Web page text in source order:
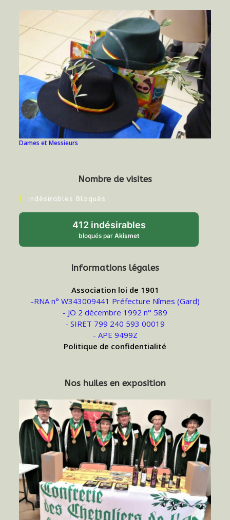
Dames et Messieurs
Nombre de visites
Indésirables Bloqués
412 indésirables
bloqués par Akismet
Informations légales
Association loi de 1901
-RNA n° W343009441 Préfecture Nîmes (Gard)
- JO 2 décembre 1992 n° 589
- SIRET 799 240 593 00019
- APE 9499Z
Politique de confidentialité
Nos huiles en exposition